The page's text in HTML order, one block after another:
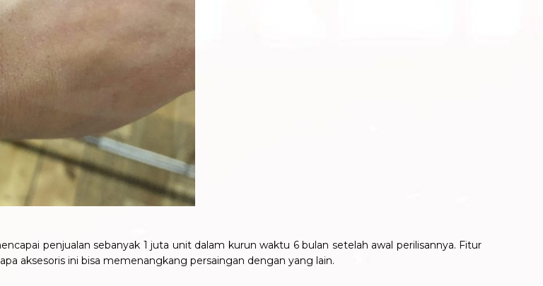
penjualan sebanyak 1 juta unit dalam kurun waktu 6 bulan setelah awal perilisannya. Fitur
aksesoris ini bisa memenangkang persaingan dengan yang lain.